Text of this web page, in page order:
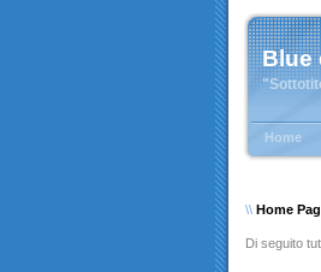
Blue
Home
\\ Home
Di seguito